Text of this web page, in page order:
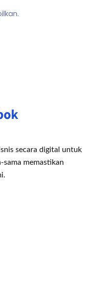
secara digital untuk
sama memastikan